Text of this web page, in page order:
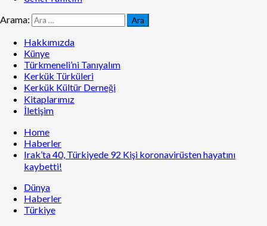
Arama:
Hakkımızda
Künye
Türkmeneli’ni Tanıyalım
Kerkük Türküleri
Kerkük Kültür Derneği
Kitaplarımız
İletişim
Home
Haberler
Irak’ta 40, Türkiyede 92 Kişi koronavirüsten hayatını
kaybetti!
Dünya
Haberler
Türkiye